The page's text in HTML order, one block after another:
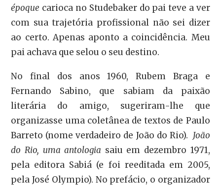
époque carioca no Studebaker do pai teve a ver
com sua trajetória profissional não sei dizer
ao certo. Apenas aponto a coincidência. Meu
pai achava que selou o seu destino.
No final dos anos 1960, Rubem Braga e
Fernando Sabino, que sabiam da paixão
literária do amigo, sugeriram-lhe que
organizasse uma coletânea de textos de Paulo
Barreto (nome verdadeiro de João do Rio). João
do Rio, uma antologia saiu em dezembro 1971,
pela editora Sabiá (e foi reeditada em 2005,
pela José Olympio). No prefácio, o organizador